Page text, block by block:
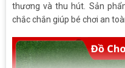
thương và thu hút. Sản
chắc chắn giúp bé chơi an